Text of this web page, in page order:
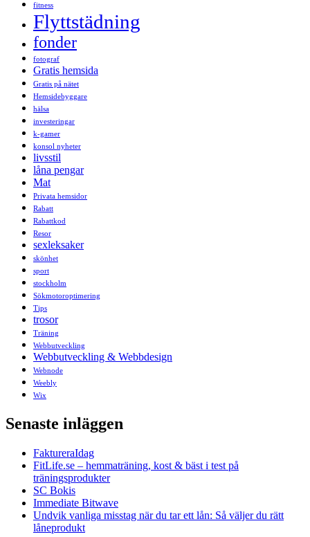
fitness
Flyttstädning
fonder
fotograf
Gratis hemsida
Gratis på nätet
Hemsidebyggare
hälsa
investeringar
k-gamer
konsol nyheter
livsstil
låna pengar
Mat
Privata hemsidor
Rabatt
Rabattkod
Resor
sexleksaker
skönhet
sport
stockholm
Sökmotoroptimering
Tips
trosor
Träning
Webbutveckling
Webbutveckling & Webbdesign
Webnode
Weebly
Wix
Senaste inläggen
FaktureraIdag
FitLife.se – hemmaträning, kost & bäst i test på
träningsprodukter
SC Bokis
Immediate Bitwave
Undvik vanliga misstag när du tar ett lån: Så väljer du rätt
låneprodukt